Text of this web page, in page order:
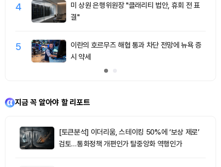
4
미 상원 은행위원장 "클래리티 법안, 휴회 전 표
결"
5
이란의 호르무즈 해협 통과 차단 전망에 뉴욕 증
시 약세
지금 꼭 알아야 할 리포트
[토큰분석] 이더리움, 스테이킹 50%에 ‘보상 제로’
검토…통화정책 개편인가 탈중앙화 역행인가